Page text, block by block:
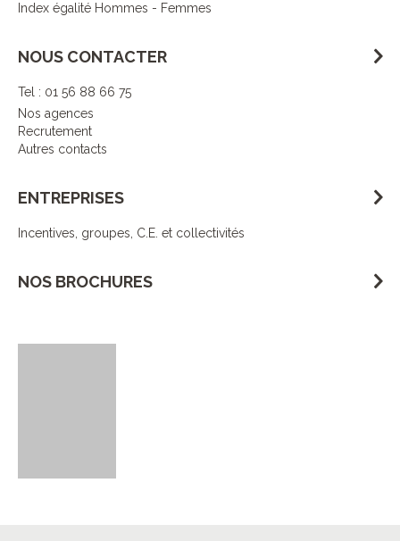
Index égalité Hommes - Femmes
NOUS CONTACTER
Tel : 01 56 88 66 75
Nos agences
Recrutement
Autres contacts
ENTREPRISES
Incentives, groupes, C.E. et collectivités
NOS BROCHURES